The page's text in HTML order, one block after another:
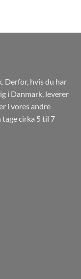
Derfor, hvis du har
i Danmark, leverer
i vores andre
cirka 5 til 7